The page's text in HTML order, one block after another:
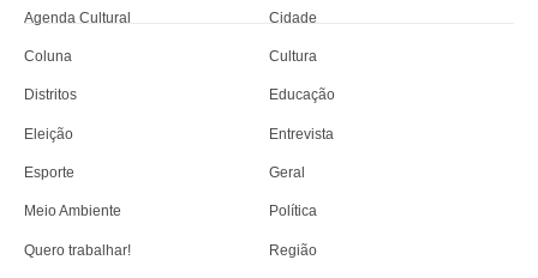
Agenda Cultural Cidade
Coluna Cultura
Distritos Educação
Eleição Entrevista
Esporte Geral
Meio Ambiente Política
Quero trabalhar! Região